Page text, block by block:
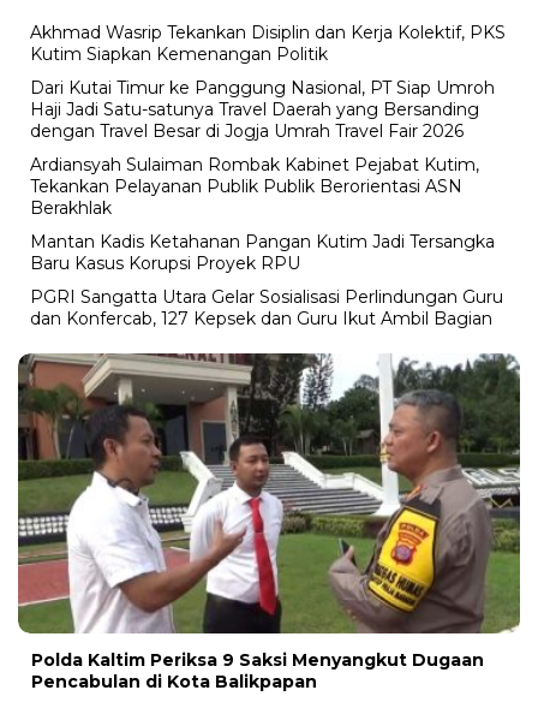
Akhmad Wasrip Tekankan Disiplin dan Kerja Kolektif, PKS
Kutim Siapkan Kemenangan Politik
Dari Kutai Timur ke Panggung Nasional, PT Siap Umroh
Haji Jadi Satu-satunya Travel Daerah yang Bersanding
dengan Travel Besar di Jogja Umrah Travel Fair 2026
Ardiansyah Sulaiman Rombak Kabinet Pejabat Kutim,
Tekankan Pelayanan Publik Publik Berorientasi ASN
Berakhlak
Mantan Kadis Ketahanan Pangan Kutim Jadi Tersangka
Baru Kasus Korupsi Proyek RPU
PGRI Sangatta Utara Gelar Sosialisasi Perlindungan Guru
dan Konfercab, 127 Kepsek dan Guru Ikut Ambil Bagian
Polda Kaltim Periksa 9 Saksi Menyangkut Dugaan
Pencabulan di Kota Balikpapan